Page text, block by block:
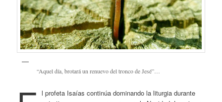
“Aquel día, brotará un renuevo del tronco de Jesé”…
l profeta Isaías continúa dominando la liturgia durante